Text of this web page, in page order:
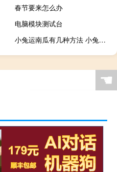
春节要来怎么办
电脑模块测试台
小兔运南瓜有几种方法 小兔运南瓜一年级看图写话
☚